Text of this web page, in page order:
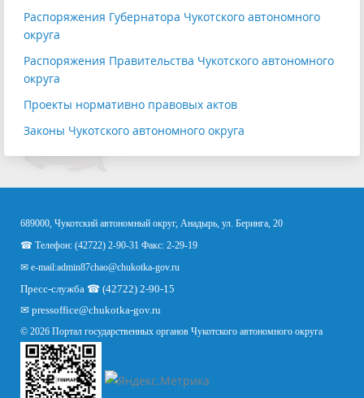
Распоряжения Губернатора Чукотского автономного
округа
Распоряжения Правительства Чукотского автономного
округа
Проекты нормативно правовых актов
Законы Чукотского автономного округа
689000, Чукотский автономный округ, Анадырь, ул. Беринга, 20
☎ Телефон: (42722) 2-90-31 Факс: 2-29-19
✉ e-mail:admin87chao@chukotka-gov.ru
Пресс-служба ☎ (42722) 2-90-15
✉ pressoffice@chukotka-gov.ru
© 2026 Портал государственных органов Чукотского автономного округа